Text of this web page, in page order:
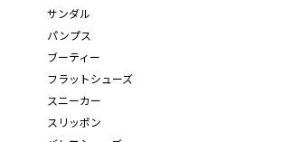
サンダル
パンプス
ブーティー
フラットシューズ
スニーカー
スリッポン